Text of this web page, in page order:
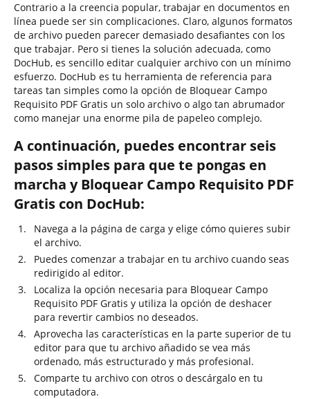
Contrario a la creencia popular, trabajar en documentos en
línea puede ser sin complicaciones. Claro, algunos formatos
de archivo pueden parecer demasiado desafiantes con los
que trabajar. Pero si tienes la solución adecuada, como
DocHub, es sencillo editar cualquier archivo con un mínimo
esfuerzo. DocHub es tu herramienta de referencia para
tareas tan simples como la opción de Bloquear Campo
Requisito PDF Gratis un solo archivo o algo tan abrumador
como manejar una enorme pila de papeleo complejo.
A continuación, puedes encontrar seis
pasos simples para que te pongas en
marcha y Bloquear Campo Requisito PDF
Gratis con DocHub:
Navega a la página de carga y elige cómo quieres subir
el archivo.
Puedes comenzar a trabajar en tu archivo cuando seas
redirigido al editor.
Localiza la opción necesaria para Bloquear Campo
Requisito PDF Gratis y utiliza la opción de deshacer
para revertir cambios no deseados.
Aprovecha las características en la parte superior de tu
editor para que tu archivo añadido se vea más
ordenado, más estructurado y más profesional.
Comparte tu archivo con otros o descárgalo en tu
computadora.